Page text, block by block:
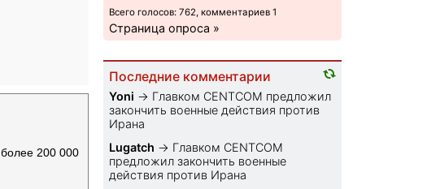
200 000
Всего голосов: 762, комментариев 1
Страница опроса »
Последние комментарии
Yoni → Главком CENTCOM предложил
закончить военные действия против
Ирана
Lugatch → Главком CENTCOM
предложил закончить военные
действия против Ирана